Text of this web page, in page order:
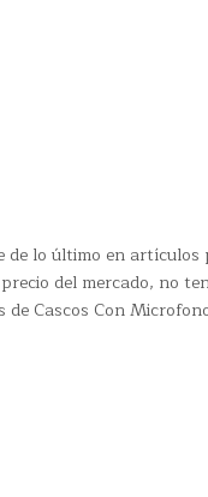
de lo último en
del mercado, no
Cascos Con